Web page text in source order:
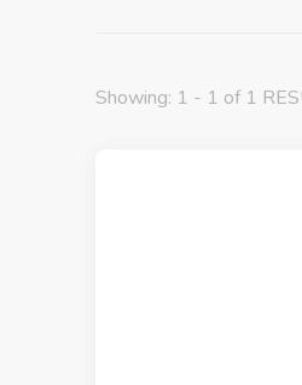
Showing: 1 - 1 of 1